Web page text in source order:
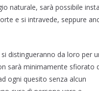
naturale, sarà possibile
e si intravede, seppure
distingueranno da loro per
sarà minimamente sfiorato
ogni quesito senza alcun